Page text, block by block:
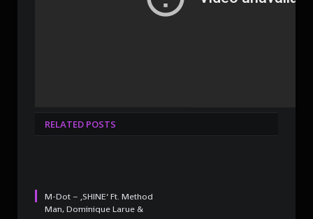
RELATED POSTS
M-Dot – ‚SHINE‘ Ft. Method
Man, Dominique Larue &